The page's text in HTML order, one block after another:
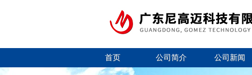
首页 公司简介 公司新闻